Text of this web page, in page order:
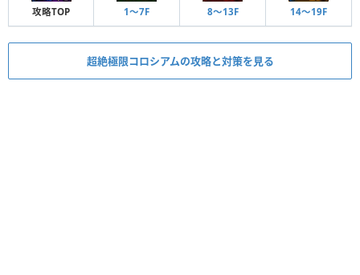
攻略TOP 1〜7F 8〜13F 14〜19F
超絶極限コロシアムの攻略と対策を見る